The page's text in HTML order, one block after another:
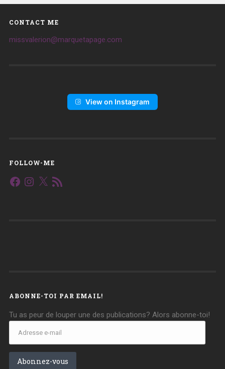
CONTACT ME
missvalerion@marquetapage.com
View on Instagram
FOLLOW-ME
Facebook
Instagram
X
Flux
RSS
ABONNE-TOI PAR EMAIL!
Tu as peur de louper une des publications? Alors abonne-toi!
Adresse
Abonnez-vous